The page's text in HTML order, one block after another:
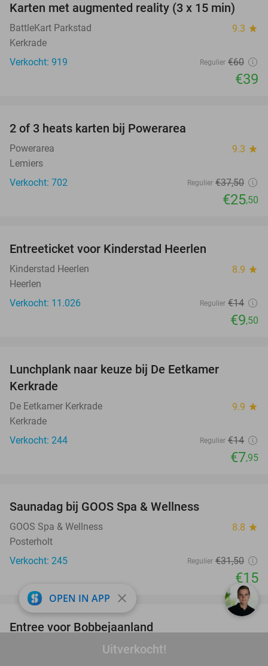
Uitverkocht!
35%
Karten met augmented reality (3 x 15 min)
BattleKart Parkstad 9.3 star
Kerkrade
Verkocht: 919
Regulier €60
€39
2 of 3 heats karten bij Powerarea
Powerarea 9.3 star
Lemiers
Verkocht: 702
Regulier €37,50
€25,50
Entreeticket voor Kinderstad Heerlen
Kinderstad Heerlen 8.9 star
Heerlen
Verkocht: 11.026
Regulier €14
€9,50
Lunchplank naar keuze bij De Eetkamer
Kerkrade
De Eetkamer Kerkrade 9.9 star
Kerkrade
Verkocht: 244
Regulier €14
€7,95
Saunadag bij GOOS Spa & Wellness
GOOS Spa & Wellness 8.8 star
Posterholt
Verkocht: 245
Regulier €31,50
€15
42%
favorite_border
Entree voor Bobbejaanland
OPEN IN APP close